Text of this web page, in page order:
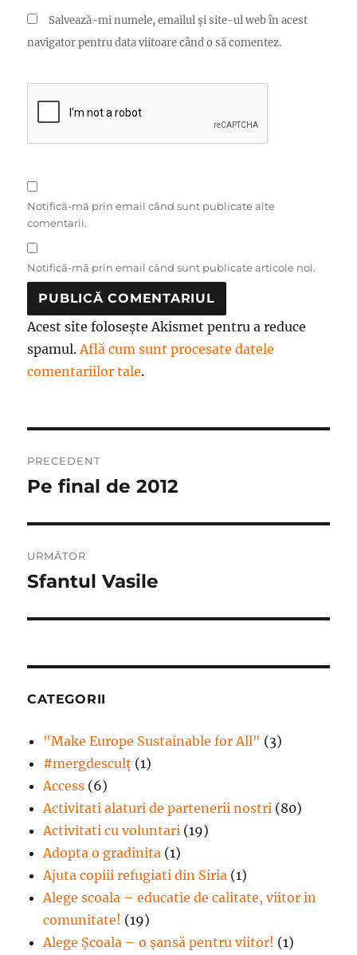
Salvează-mi numele, emailul și site-ul web în acest
navigator pentru data viitoare când o să comentez.
Notifică-mă prin email când sunt publicate alte
comentarii.
Notifică-mă prin email când sunt publicate articole noi.
Acest site folosește Akismet pentru a reduce
spamul. Află cum sunt procesate datele
comentariilor tale.
în
PRECEDENT
Articolul
Pe final de 2012
URMĂTOR
Articolul
Sfantul Vasile
CATEGORII
"Make Europe Sustainable for All" (3)
#mergdesculţ (1)
Access (6)
Activitati alaturi de partenerii nostri (80)
Activitati cu voluntari (19)
Adopta o gradinita (1)
Ajuta copiii refugiati din Siria (1)
Alege scoala – educatie de calitate, viitor in
comunitate! (19)
Alege Şcoala – o şansă pentru viitor! (1)